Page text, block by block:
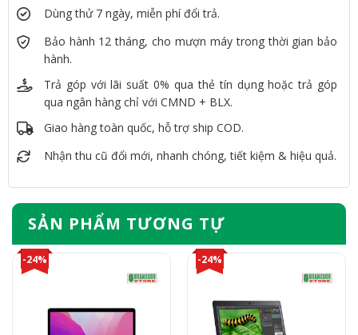
Dùng thử 7 ngày, miễn phí đổi trả.
Bảo hành 12 tháng, cho mượn máy trong thời gian bảo
hành.
Trả góp với lãi suất 0% qua thẻ tín dụng hoặc trả góp
qua ngân hàng chỉ với CMND + BLX.
Giao hàng toàn quốc, hỗ trợ ship COD.
Nhận thu cũ đổi mới, nhanh chóng, tiết kiệm & hiệu quả.
SẢN PHẨM TƯƠNG TỰ
-24% -24%